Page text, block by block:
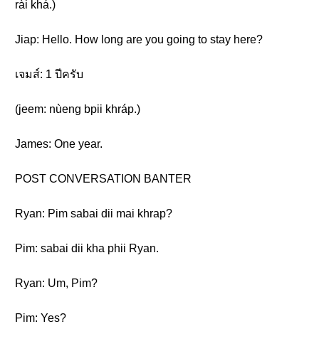
rài khá.)
Jiap: Hello. How long are you going to stay here?
เจมส์: 1 ปีครับ
(jeem: nùeng bpii khráp.)
James: One year.
POST CONVERSATION BANTER
Ryan: Pim sabai dii mai khrap?
Pim: sabai dii kha phii Ryan.
Ryan: Um, Pim?
Pim: Yes?